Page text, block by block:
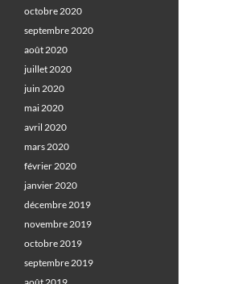
octobre 2020
septembre 2020
août 2020
juillet 2020
juin 2020
mai 2020
avril 2020
mars 2020
février 2020
janvier 2020
décembre 2019
novembre 2019
octobre 2019
septembre 2019